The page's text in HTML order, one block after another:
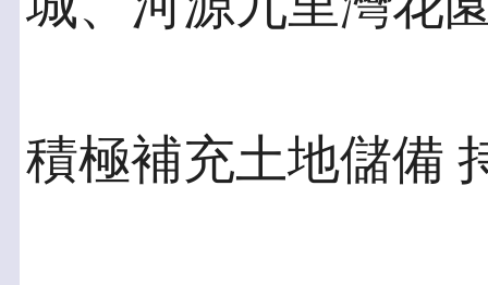
積極補充土地儲備